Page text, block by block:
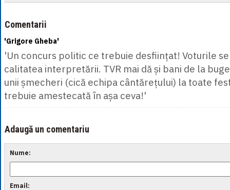
Comentarii
'Grigore Gheba'
'Un concurs politic ce trebuie desființat! Voturile
calitatea interpretării. TVR mai dă și bani de la
unii șmecheri (cică echipa cântărețului) la toate
trebuie amestecată în așa ceva!'
Adaugă un comentariu
Nume:
Email: